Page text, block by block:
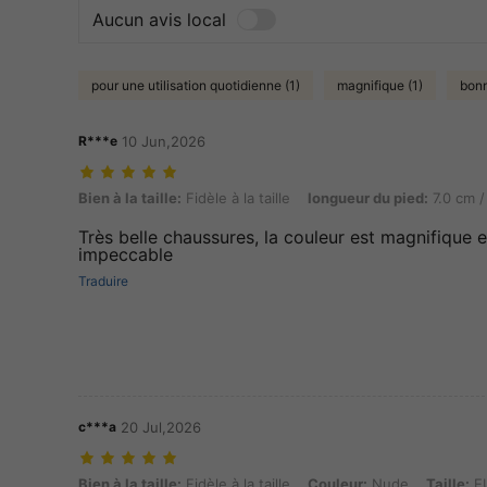
Aucun avis local
pour une utilisation quotidienne (1) magnifique (1)
R***e 10 Jun,2026
Bien à la taille: Fidèle à la taille, longueur du pied: 7.0 cm / 2.8 in,
Bien à la taille: Fidèle à la taille longueur du pied: 7.0 cm
Très belle chaussures, la couleur est magnifique
impeccable
Traduire
c***a 20 Jul,2026
Bien à la taille: Fidèle à la taille, Couleur: Nude, Taille: EUR42